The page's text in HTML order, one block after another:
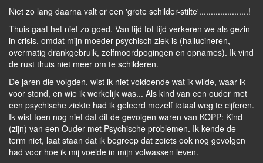
Niet zo lang daarna valt er een 'grote schilder-stilte'.....................!
Thuis gaat het niet zo goed. Van tijd tot tijd verkeren we als gezin
in crisis, omdat mijn moeder psychisch ziek is (hallucineren,
overmatig drankgebruik, zelfmoordpogingen en opnames). Ik vind
de rust thuis niet meer om te schilderen.
De jaren die volgden, wist ik niet voldoende wat ik wilde, waar ik
voor stond, en wie ik werkelijk was... Als kind van een ouder met
een psychische ziekte had ik geleerd mezelf totaal weg te cijferen.
Ik wist toen nog niet dat dit de gevolgen waren van KOPP: Kind
(zijn) van een Ouder met Psychische problemen. Ik kende de
term niet, laat staan dat ik begreep dat zoiets ook nog gevolgen
had voor hoe ik mij voelde in mijn volwassen leven.